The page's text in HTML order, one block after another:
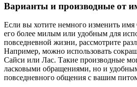
Варианты и производные от
Если вы хотите немного изменить имя
его более милым или удобным для
повседневной жизни, рассмотрите
Например, можно использовать
Сайси или Лас. Такие производные
ласковыми обращениями, но и
повседневного общения с вашим